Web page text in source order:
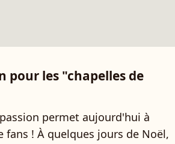
pour les "chapelles de
permet aujourd'hui à
fans ! À quelques jours de Noël,